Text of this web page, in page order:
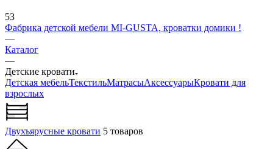
53
Фабрика детской мебели MI-GUSTA, кроватки домики !
—
Каталог
—
Детские кровати
Детская мебельТекстильМатрасыАксессуарыКровати для
взрослых
Двухъярусные кровати 5 товаров